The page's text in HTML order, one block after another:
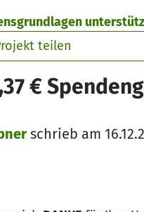
teilen
€
schrieb am